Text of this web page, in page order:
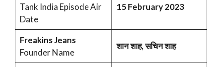
Tank India Episode Air
Date
15 February 2023
Freakins Jeans
Founder Name
शान शाह, सचिन शाह